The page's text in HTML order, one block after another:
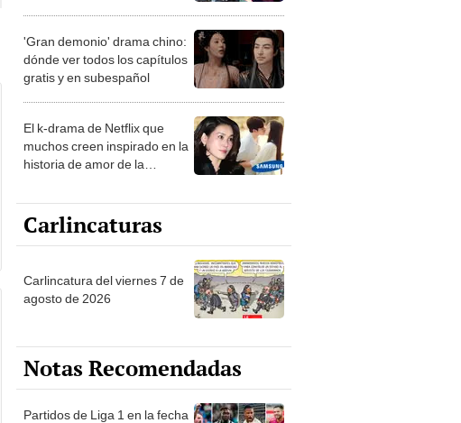
'Gran demonio' drama chino:
dónde ver todos los capítulos
gratis y en subespañol
El k-drama de Netflix que
muchos creen inspirado en la
historia de amor de la
Carlincaturas
Carlincatura del viernes 7 de
agosto de 2026
Notas Recomendadas
Partidos de Liga 1 en la fecha